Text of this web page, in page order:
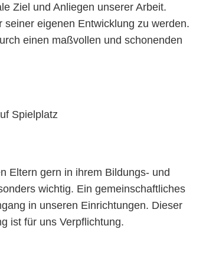
Ziel und Anliegen unserer Arbeit.
eigenen Entwicklung zu werden.
einen maßvollen und schonenden
Eltern gern in ihrem Bildungs- und
wichtig. Ein gemeinschaftliches
in unseren Einrichtungen. Dieser
ist für uns Verpflichtung.